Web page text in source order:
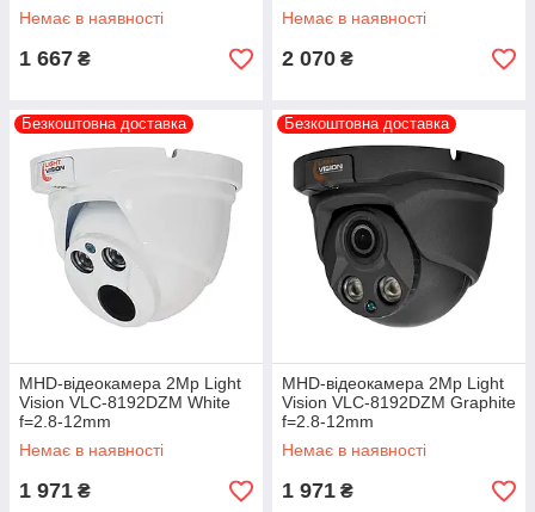
Немає в наявності
1 667 ₴
Немає в наявності
2 070 ₴
Безкоштовна доставка
MHD-відеокамера 2Mp Light
Vision VLC-8192DZM White
f=2.8-12mm
Немає в наявності
1 971 ₴
Безкоштовна доставка
MHD-відеокамера 2Mp Light
Vision VLC-8192DZM Graphite
f=2.8-12mm
Немає в наявності
1 971 ₴